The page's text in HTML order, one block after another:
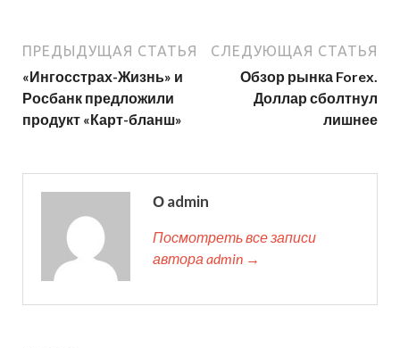
ПРЕДЫДУЩАЯ СТАТЬЯ
«Ингосстрах-Жизнь» и
Росбанк предложили
продукт «Карт-бланш»
СЛЕДУЮЩАЯ СТАТЬЯ
Обзор рынка Forex.
Доллар сболтнул
лишнее
О admin
Посмотреть все записи
автора admin →